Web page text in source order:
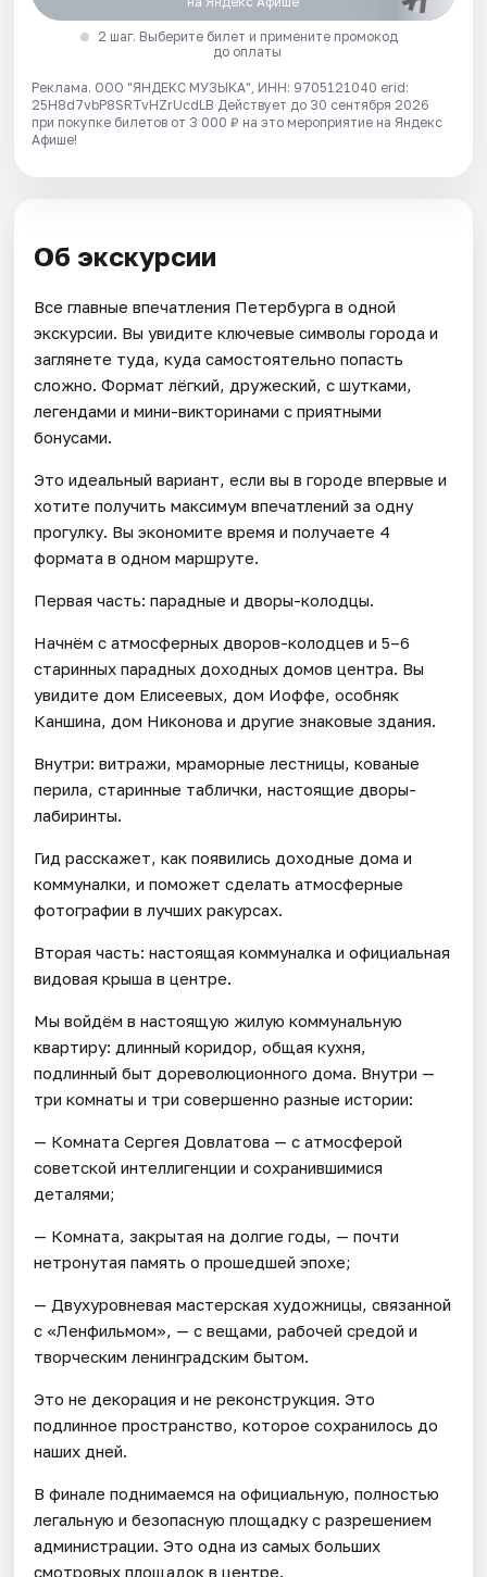
2 шаг. Выберите билет и примените промокод
до оплаты
Реклама. ООО "ЯНДЕКС МУЗЫКА", ИНН: 9705121040 erid:
25H8d7vbP8SRTvHZrUcdLB Действует до 30 сентября 2026
при покупке билетов от 3 000 ₽ на это мероприятие на Яндекс
Афише!
Об экскурсии
Все главные впечатления Петербурга в одной
экскурсии. Вы увидите ключевые символы города и
заглянете туда, куда самостоятельно попасть
сложно. Формат лёгкий, дружеский, с шутками,
легендами и мини-викторинами с приятными
бонусами.
Это идеальный вариант, если вы в городе впервые и
хотите получить максимум впечатлений за одну
прогулку. Вы экономите время и получаете 4
формата в одном маршруте.
Первая часть: парадные и дворы-колодцы.
Начнём с атмосферных дворов-колодцев и 5–6
старинных парадных доходных домов центра. Вы
увидите дом Елисеевых, дом Иоффе, особняк
Каншина, дом Никонова и другие знаковые здания.
Внутри: витражи, мраморные лестницы, кованые
перила, старинные таблички, настоящие дворы-
лабиринты.
Гид расскажет, как появились доходные дома и
коммуналки, и поможет сделать атмосферные
фотографии в лучших ракурсах.
Вторая часть: настоящая коммуналка и официальная
видовая крыша в центре.
Мы войдём в настоящую жилую коммунальную
квартиру: длинный коридор, общая кухня,
подлинный быт дореволюционного дома. Внутри —
три комнаты и три совершенно разные истории:
— Комната Сергея Довлатова — с атмосферой
советской интеллигенции и сохранившимися
деталями;
— Комната, закрытая на долгие годы, — почти
нетронутая память о прошедшей эпохе;
— Двухуровневая мастерская художницы, связанной
с «Ленфильмом», — с вещами, рабочей средой и
творческим ленинградским бытом.
Это не декорация и не реконструкция. Это
подлинное пространство, которое сохранилось до
наших дней.
В финале поднимаемся на официальную, полностью
легальную и безопасную площадку с разрешением
администрации. Это одна из самых больших
смотровых площадок в центре.